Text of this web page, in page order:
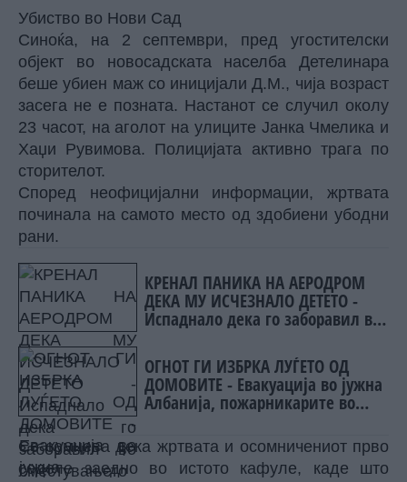
Убиство во Нови Сад
Синоќа, на 2 септември, пред угостителски
објект во новосадската населба Детелинара
беше убиен маж со иницијали Д.М., чија возраст
засега не е позната. Настанот се случил околу
23 часот, на аголот на улиците Јанка Чмелика и
Хаџи Рувимова. Полицијата активно трага по
сторителот.
Според неофицијални информации, жртвата
починала на самото место од здобиени убодни
рани.
КРЕНАЛ ПАНИКА НА АЕРОДРОМ
ДЕКА МУ ИСЧЕЗНАЛО ДЕТЕТО -
Испаднало дека го заборавил во
ОГНОТ ГИ ИЗБРКА ЛУЃЕТО ОД
ДОМОВИТЕ - Евакуација во јужна
Албанија, пожарникарите во
Се сомнева дека жртвата и осомничениот прво
седеле заедно во истото кафуле, каде што